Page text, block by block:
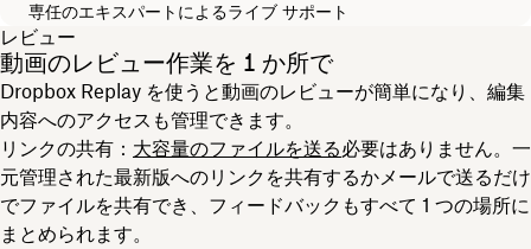
専任のエキスパートによるライブ サポート
レビュー
動画のレビュー作業を 1 か所で
Dropbox Replay を使うと動画のレビューが簡単になり、編集
内容へのアクセスも管理できます。
リンクの共有 ： 大容量のファイルを送る必要はありません。一
元管理された最新版へのリンクを共有するかメールで送るだけ
でファイルを共有でき、フィードバックもすべて 1 つの場所に
まとめられます。